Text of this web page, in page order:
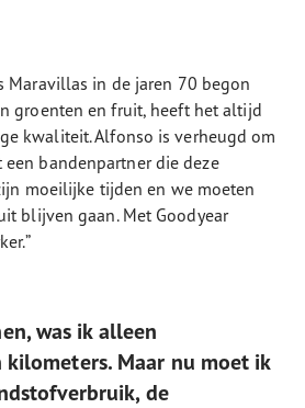
Maravillas in de jaren 70 begon
groenten en fruit, heeft het altijd
kwaliteit. Alfonso is verheugd om
bandenpartner die deze
moeilijke tijden en we moeten
blijven gaan. Met Goodyear
was ik alleen
kilometers. Maar nu moet ik
de